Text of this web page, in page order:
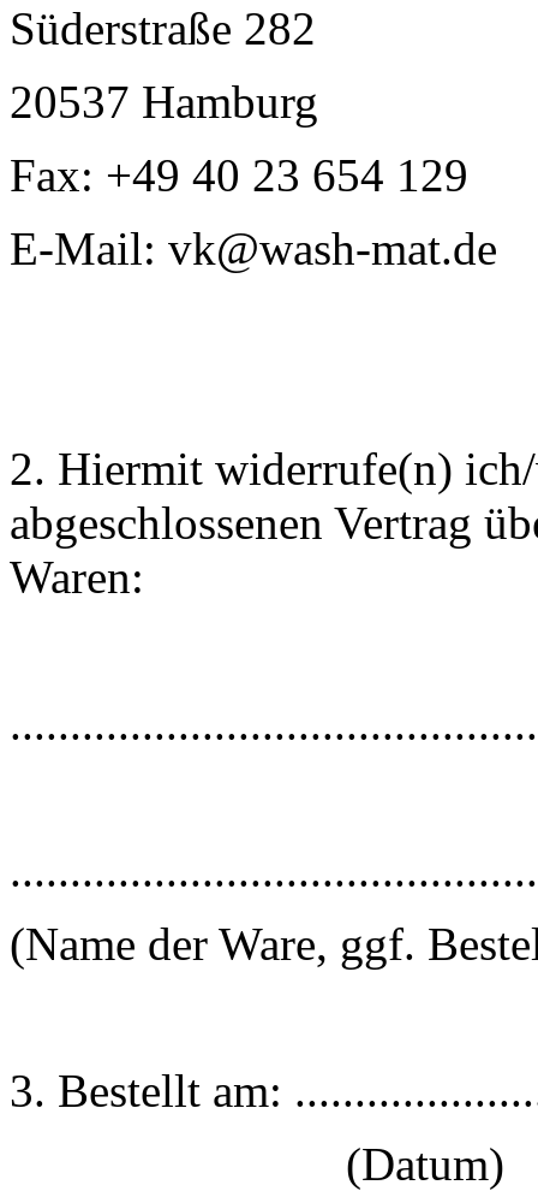
Süderstraße 282
20537 Hamburg
Fax: +49 40 23 654 129
E-Mail: vk@wash-mat.de
2. Hiermit widerrufe(n)
abgeschlossenen Vertrag
Waren:
(Name der Ware, ggf.
3. Bestellt am:
(Datum)